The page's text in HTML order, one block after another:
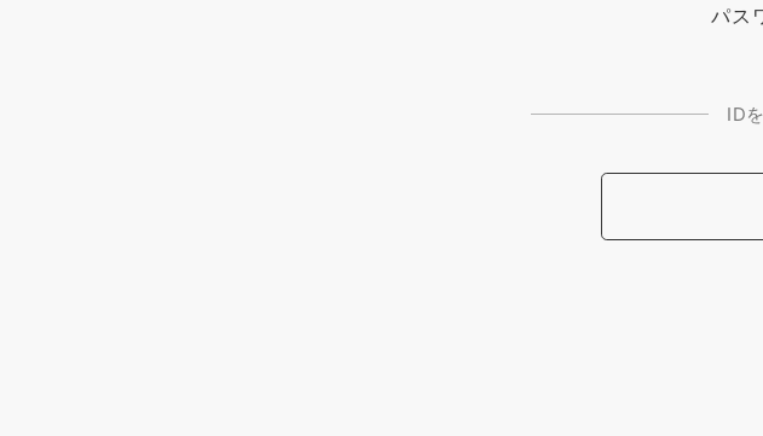
パス
ID